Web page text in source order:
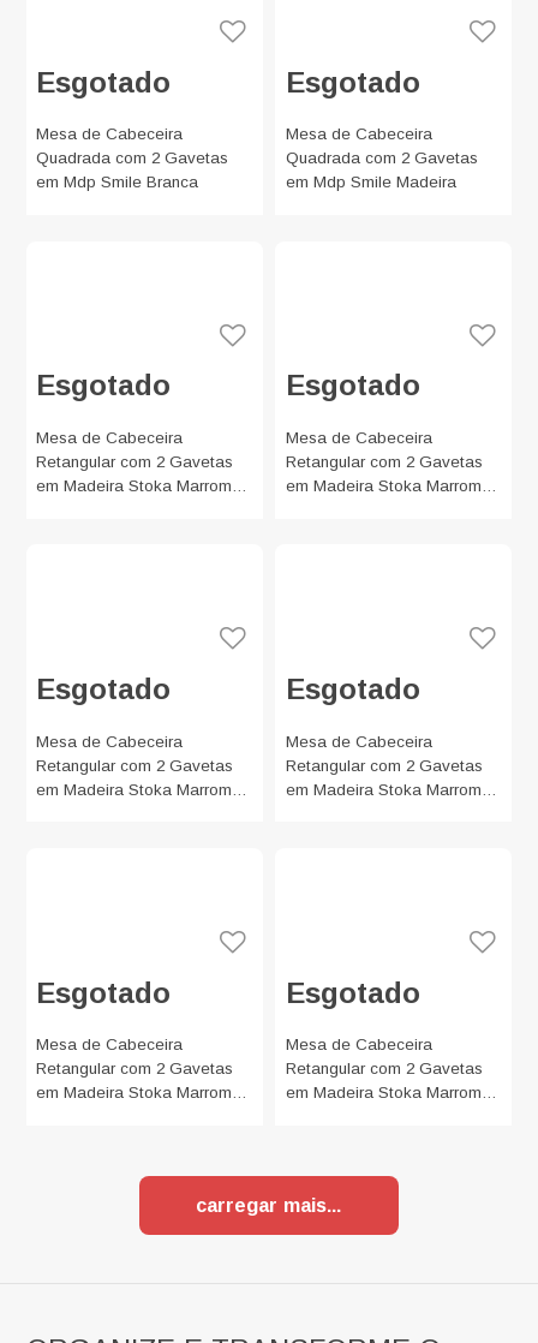
Esgotado
Mesa de Cabeceira
Quadrada com 2 Gavetas
em Mdp Smile Branca
Esgotado
Mesa de Cabeceira
Quadrada com 2 Gavetas
em Mdp Smile Madeira
Esgotado
Mesa de Cabeceira
Retangular com 2 Gavetas
em Madeira Stoka Marrom e
Esgotado
Mesa de Cabeceira
Retangular com 2 Gavetas
em Madeira Stoka Marrom e
Esgotado
Mesa de Cabeceira
Retangular com 2 Gavetas
em Madeira Stoka Marrom e
Esgotado
Mesa de Cabeceira
Retangular com 2 Gavetas
em Madeira Stoka Marrom e
Esgotado
Mesa de Cabeceira
Retangular com 2 Gavetas
em Madeira Stoka Marrom e
Esgotado
Mesa de Cabeceira
Retangular com 2 Gavetas
em Madeira Stoka Marrom e
carregar mais